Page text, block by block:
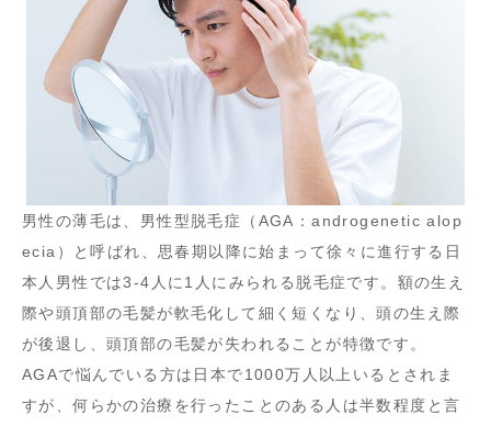
男性の薄毛は、男性型脱毛症（AGA：androgenetic alop
ecia）と呼ばれ、思春期以降に始まって徐々に進行する日
本人男性では3-4人に1人にみられる脱毛症です。額の生え
際や頭頂部の毛髪が軟毛化して細く短くなり、頭の生え際
が後退し、頭頂部の毛髪が失われることが特徴です。
AGAで悩んでいる方は日本で1000万人以上いるとされま
すが、何らかの治療を行ったことのある人は半数程度と言